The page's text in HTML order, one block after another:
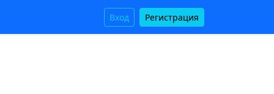
Вход Регистрация